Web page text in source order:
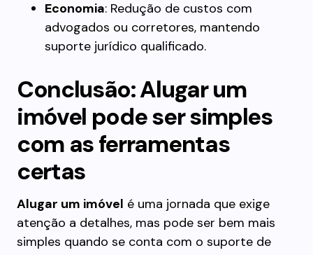
Economia: Redução de custos com
advogados ou corretores, mantendo
suporte jurídico qualificado.
Conclusão: Alugar um
imóvel pode ser simples
com as ferramentas
certas
Alugar um imóvel é uma jornada que exige
atenção a detalhes, mas pode ser bem mais
simples quando se conta com o suporte de